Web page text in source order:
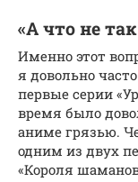
«А что не
Именно этот
я довольно
первые серии
время было
аниме грязью.
одним из двух
«Короля